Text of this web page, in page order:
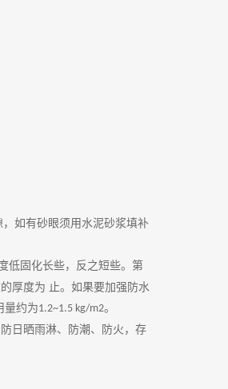
如有砂眼须用水泥砂浆填补
低固化长些，反之短些。第
厚度为 止。如果要加强防水
量约为1.2~1.5 kg/m2。
日晒雨淋、防潮、防火，存